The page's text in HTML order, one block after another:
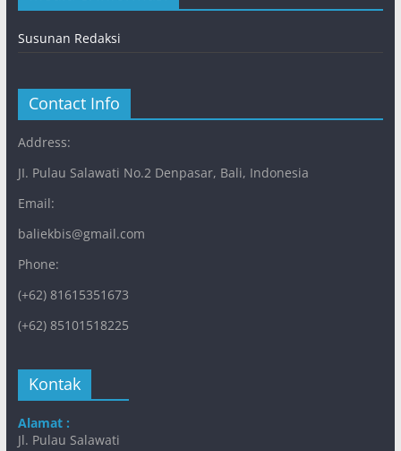
Susunan Redaksi
Contact Info
Address:
JI. Pulau Salawati No.2 Denpasar, Bali, Indonesia
Email:
baliekbis@gmail.com
Phone:
(+62) 81615351673
(+62) 85101518225
Kontak
Alamat :
Jl. Pulau Salawati